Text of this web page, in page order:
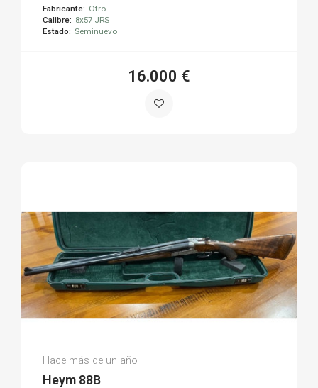
Fabricante: Otro
Calibre: 8x57 JRS
Estado: Seminuevo
16.000 €
Jose C.
Hace más de un año
Heym 88B